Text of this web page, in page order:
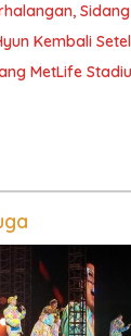
Kembali
MetLife